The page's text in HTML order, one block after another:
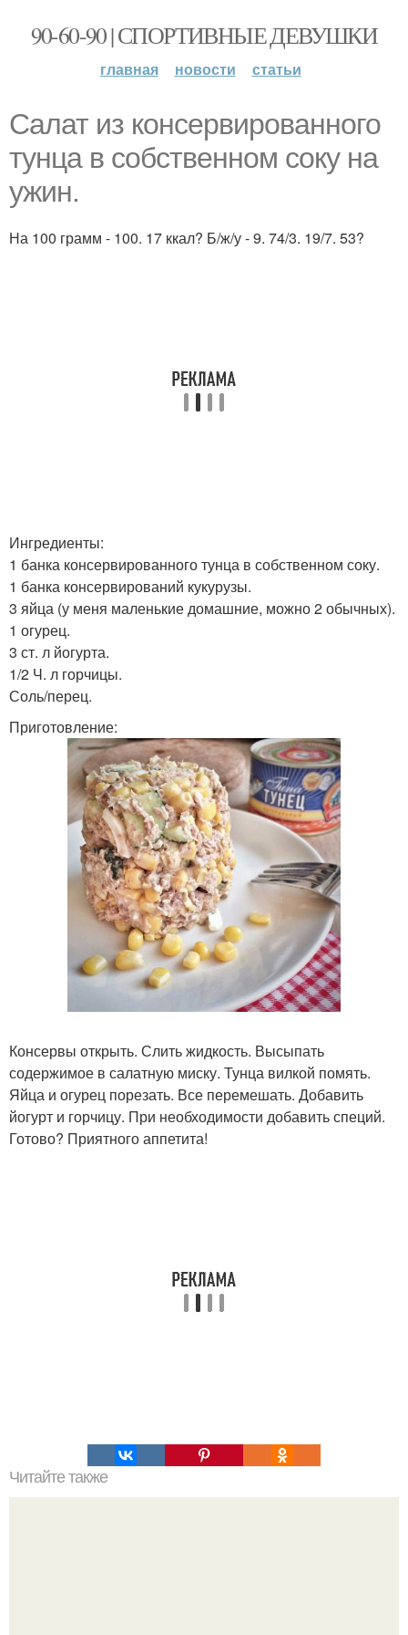
90-60-90 | СПОРТИВНЫЕ ДЕВУШКИ
главная новости статьи
Салат из консервированного
тунца в собственном соку на
ужин.
На 100 грамм - 100. 17 ккал? Б/ж/у - 9. 74/3. 19/7. 53?
Ингредиенты:
1 банка консервированного тунца в собственном соку.
1 банка консервирований кукурузы.
3 яйца (у меня маленькие домашние, можно 2 обычных).
1 огурец.
3 ст. л йогурта.
1/2 Ч. л горчицы.
Соль/перец.
Приготовление:
Консервы открыть. Слить жидкость. Высыпать
содержимое в салатную миску. Тунца вилкой помять.
Яйца и огурец порезать. Все перемешать. Добавить
йогурт и горчицу. При необходимости добавить специй.
Готово? Приятного аппетита!
Читайте также